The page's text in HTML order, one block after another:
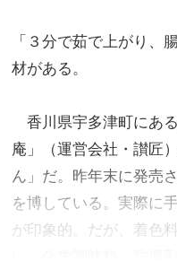
「３分で茹で上がり、
材がある。
香川県宇多津町にあ
庵」（運営会社・讃匠
ん」だ。昨年末に発売
を博している。実際に
が印象的。だが、着色